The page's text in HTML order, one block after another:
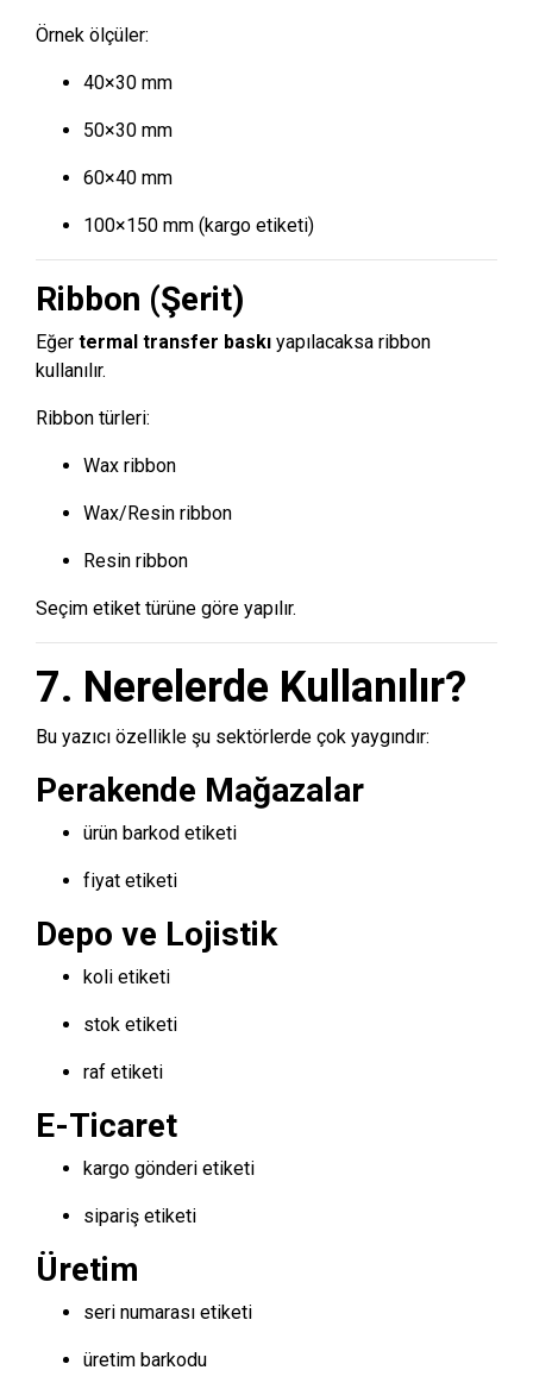
Örnek ölçüler:
40×30 mm
50×30 mm
60×40 mm
100×150 mm (kargo etiketi)
Ribbon (Şerit)
Eğer termal transfer baskı yapılacaksa ribbon
kullanılır.
Ribbon türleri:
Wax ribbon
Wax/Resin ribbon
Resin ribbon
Seçim etiket türüne göre yapılır.
7. Nerelerde Kullanılır?
Bu yazıcı özellikle şu sektörlerde çok yaygındır:
Perakende Mağazalar
ürün barkod etiketi
fiyat etiketi
Depo ve Lojistik
koli etiketi
stok etiketi
raf etiketi
E-Ticaret
kargo gönderi etiketi
sipariş etiketi
Üretim
seri numarası etiketi
üretim barkodu